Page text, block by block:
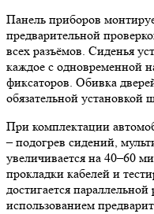
Панель приборов
предварительной
всех разъёмов. Сиденья
каждое с одновременной
фиксаторов. Обивка
обязательной
При комплектации
– подогрев сидений,
увеличивается на 40–60
прокладки кабелей и
достигается
использованием